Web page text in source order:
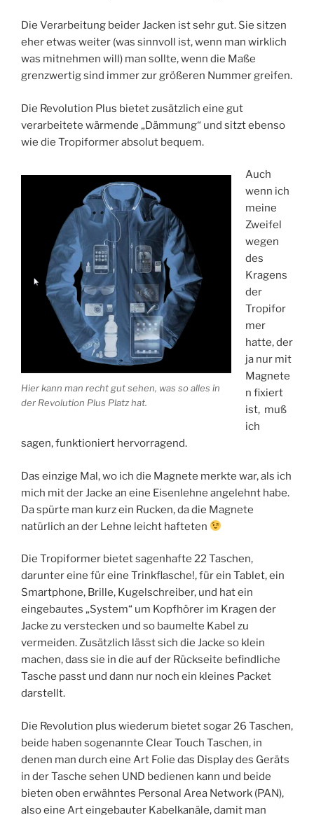
Die Verarbeitung beider Jacken ist sehr gut. Sie sitzen
eher etwas weiter (was sinnvoll ist, wenn man wirklich
was mitnehmen will) man sollte, wenn die Maße
grenzwertig sind immer zur größeren Nummer greifen.
Die Revolution Plus bietet zusätzlich eine gut
verarbeitete wärmende „Dämmung“ und sitzt ebenso
wie die Tropiformer absolut bequem.
Hier kann man recht gut sehen, was so alles in
der Revolution Plus Platz hat.
Auch
wenn ich
meine
Zweifel
wegen
des
Kragens
der
Tropifor
mer
hatte, der
ja nur mit
Magnete
n fixiert
ist, muß
ich
sagen, funktioniert hervorragend.
Das einzige Mal, wo ich die Magnete merkte war, als ich
mich mit der Jacke an eine Eisenlehne angelehnt habe.
Da spürte man kurz ein Rucken, da die Magnete
natürlich an der Lehne leicht hafteten
Die Tropiformer bietet sagenhafte 22 Taschen,
darunter eine für eine Trinkflasche!, für ein Tablet, ein
Smartphone, Brille, Kugelschreiber, und hat ein
eingebautes „System“ um Kopfhörer im Kragen der
Jacke zu verstecken und so baumelte Kabel zu
vermeiden. Zusätzlich lässt sich die Jacke so klein
machen, dass sie in die auf der Rückseite befindliche
Tasche passt und dann nur noch ein kleines Packet
darstellt.
Die Revolution plus wiederum bietet sogar 26 Taschen,
beide haben sogenannte Clear Touch Taschen, in
denen man durch eine Art Folie das Display des Geräts
in der Tasche sehen UND bedienen kann und beide
bieten oben erwähntes Personal Area Network (PAN),
also eine Art eingebauter Kabelkanäle, damit man